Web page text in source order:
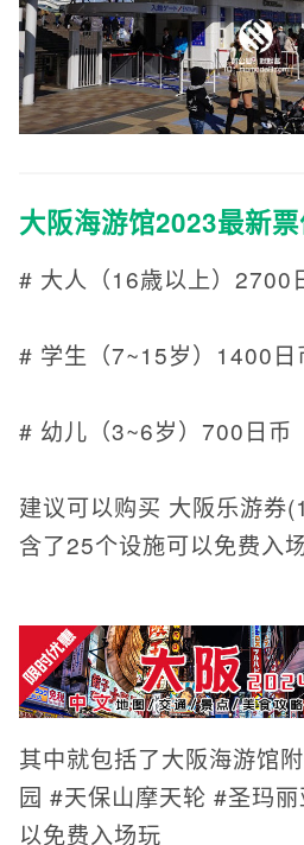
大阪海游馆2023最新
# 大人（16歳以上）2700
# 学生（7~15岁）1400日
# 幼儿（3~6岁）700日币
建议可以购买 大阪乐游券
含了25个设施可以免费入场
其中就包括了大阪海游馆
园 #天保山摩天轮 #圣玛
以免费入场玩